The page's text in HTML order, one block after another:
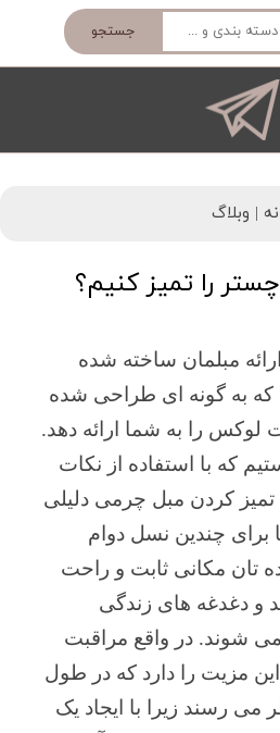
جستجو
| وبلاگ
را تمیز کنیم؟
مبلمان ساخته شده
به گونه ای طراحی شده
را به شما ارائه دهد.
که با استفاده از نکات
تمیز کردن مبل چرمی دلیلی
برای چندین نسل دوام
تان مکانی ثابت و راحت
و دغدغه های زندگی
شوند. در واقع مراقبت
مزیت را دارد که در طول
می رسند زیرا با ایجاد یک